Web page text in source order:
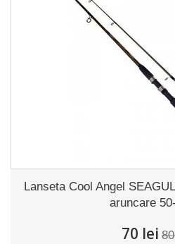
Lanseta Cool Angel
aruncare
70 lei